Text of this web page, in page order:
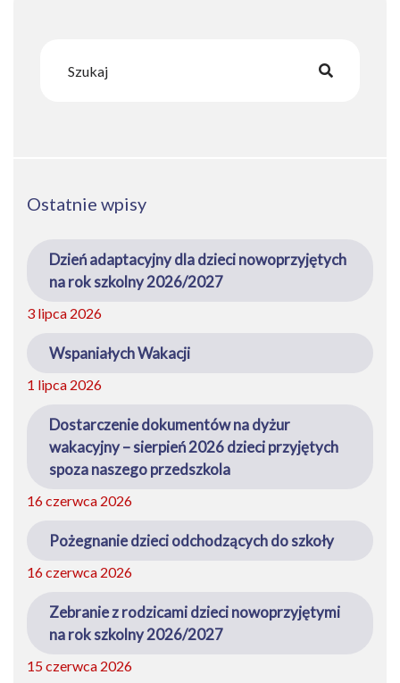
Ostatnie wpisy
Dzień adaptacyjny dla dzieci nowoprzyjętych
na rok szkolny 2026/2027
3 lipca 2026
Wspaniałych Wakacji
1 lipca 2026
Dostarczenie dokumentów na dyżur
wakacyjny – sierpień 2026 dzieci przyjętych
spoza naszego przedszkola
16 czerwca 2026
Pożegnanie dzieci odchodzących do szkoły
16 czerwca 2026
Zebranie z rodzicami dzieci nowoprzyjętymi
na rok szkolny 2026/2027
15 czerwca 2026